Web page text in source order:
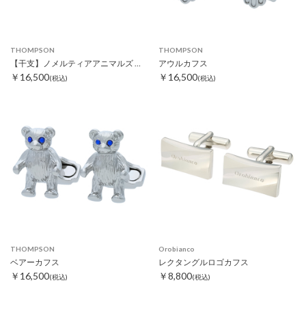
THOMPSON
￥16,500(税込)
THOMPSON
アウルカフス
￥16,500(税込)
THOMPSON
ベアーカフス
￥16,500(税込)
Orobianco
レクタングルロゴカフス
￥8,800(税込)